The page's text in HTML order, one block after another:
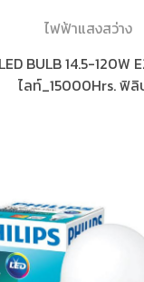
ไฟฟ้าแสงสว่าง
BULB 14.5-120W
ไลท์_15000Hrs. ฟิ